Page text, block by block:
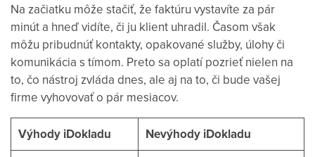
Na začiatku môže stačiť, že faktúru vystavíte za pár
minút a hneď vidíte, či ju klient uhradil. Časom však
môžu pribudnúť kontakty, opakované služby, úlohy či
komunikácia s tímom. Preto sa oplatí pozrieť nielen na
to, čo nástroj zvláda dnes, ale aj na to, či bude vašej
firme vyhovovať o pár mesiacov.
Výhody iDokladu Nevýhody iDokladu